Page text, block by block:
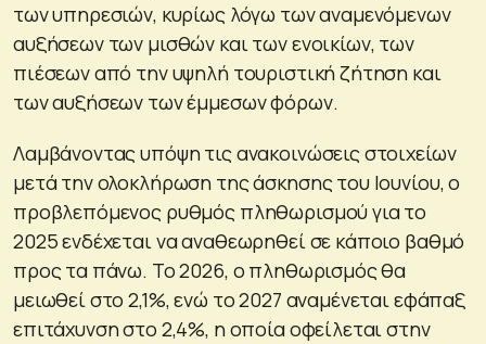
των υπηρεσιών, κυρίως λόγω των αναμενόμενων
αυξήσεων των μισθών και των ενοικίων, των
πιέσεων από την υψηλή τουριστική ζήτηση και
των αυξήσεων των έμμεσων φόρων.
Λαμβάνοντας υπόψη τις ανακοινώσεις στοιχείων
μετά την ολοκλήρωση της άσκησης του Ιουνίου, ο
προβλεπόμενος ρυθμός πληθωρισμού για το
2025 ενδέχεται να αναθεωρηθεί σε κάποιο βαθμό
προς τα πάνω. Το 2026, ο πληθωρισμός θα
μειωθεί στο 2,1%, ενώ το 2027 αναμένεται εφάπαξ
επιτάχυνση στο 2,4%, η οποία οφείλεται στην